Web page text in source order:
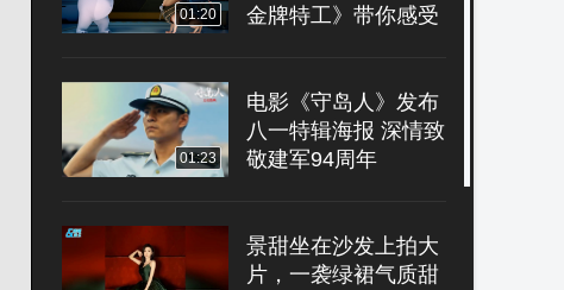
01:20
金牌特工》带你感受
01:23
电影《守岛人》发布
八一特辑海报 深情致
敬建军94周年
景甜坐在沙发上拍大
片，一袭绿裙气质甜